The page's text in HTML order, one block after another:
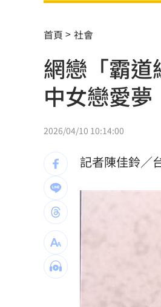
轟藍營5人造謠
父異母兄弟鬧翻
獨／嘉盈嚮往台
全聯中元節最強
aespa攻蛋推城
慈濟遭詐10.6
奇豔妝容惹炎上
疫苗真相曝陳
外野手接球相撞
首頁 社會
網戀「霸
中女戀愛夢
2026/04/10 10:14:00
記者陳佳鈴／